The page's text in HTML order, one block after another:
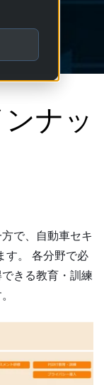
ナッ
で、自動車セキ
す。 各分野で必
きる教育・訓練